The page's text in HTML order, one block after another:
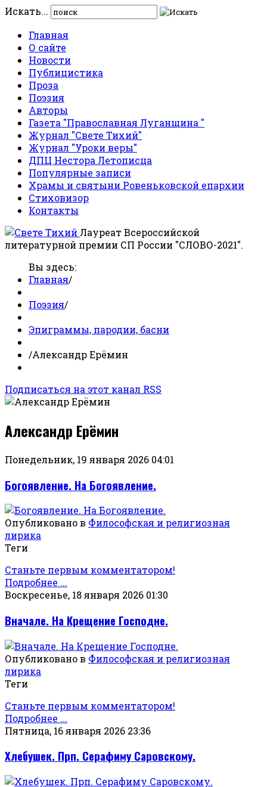
Искать...
Главная
О сайте
Новости
Публицистика
Проза
Поэзия
Авторы
Газета "Православная Луганщина "
Журнал "Свете Тихий"
Журнал "Уроки веры"
ДПЦ Нестора Летописца
Популярные записи
Храмы и святыни Ровеньковской епархии
Стиховизор
Контакты
Лауреат Всероссийской
литературной премии СП России "СЛОВО-2021".
Вы здесь:
Главная/
Поэзия/
Эпиграммы, пародии, басни
/Александр Ерёмин
Подписаться на этот канал RSS
Александр Ерёмин
Понедельник, 19 января 2026 04:01
Богоявление. На Богоявление.
Опубликовано в Философская и религиозная
лирика
Теги
Станьте первым комментатором!
Подробнее ...
Воскресенье, 18 января 2026 01:30
Вначале. На Крещение Господне.
Опубликовано в Философская и религиозная
лирика
Теги
Станьте первым комментатором!
Подробнее ...
Пятница, 16 января 2026 23:36
Хлебушек. Прп. Серафиму Саровскому.